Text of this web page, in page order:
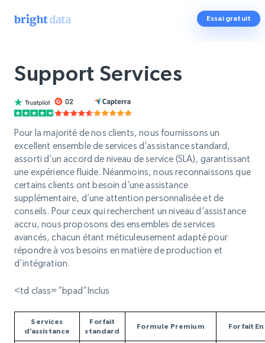
Essai gratuit
Support Services
Pour la majorité de nos clients, nous fournissons un
excellent ensemble de services d’assistance standard,
assorti d’un accord de niveau de service (SLA), garantissant
une expérience fluide. Néanmoins, nous reconnaissons que
certains clients ont besoin d’une assistance
supplémentaire, d’une attention personnalisée et de
conseils. Pour ceux qui recherchent un niveau d’assistance
accru, nous proposons des ensembles de services
avancés, chacun étant méticuleusement adapté pour
répondre à vos besoins en matière de production et
d’intégration.
<td class=”bpad”Inclus
Services
d’assistance
Forfait
standard
Formule Premium Forfait